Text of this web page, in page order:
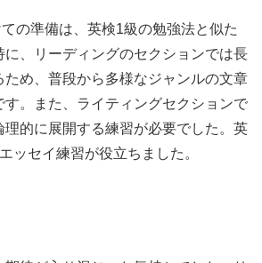
の準備は、英検1級の勉強法と似た
に、リーディングのセクションでは長
ため、普段から多様なジャンルの文章
す。また、ライティングセクションで
理的に展開する練習が必要でした。英
ッセイ練習が役立ちました。